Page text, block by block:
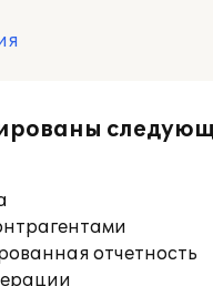
отчетность